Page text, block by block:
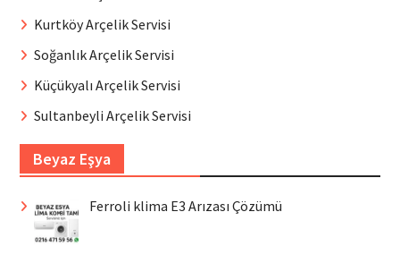
Kurtköy Arçelik Servisi
Soğanlık Arçelik Servisi
Küçükyalı Arçelik Servisi
Sultanbeyli Arçelik Servisi
Beyaz Eşya
Ferroli klima E3 Arızası Çözümü